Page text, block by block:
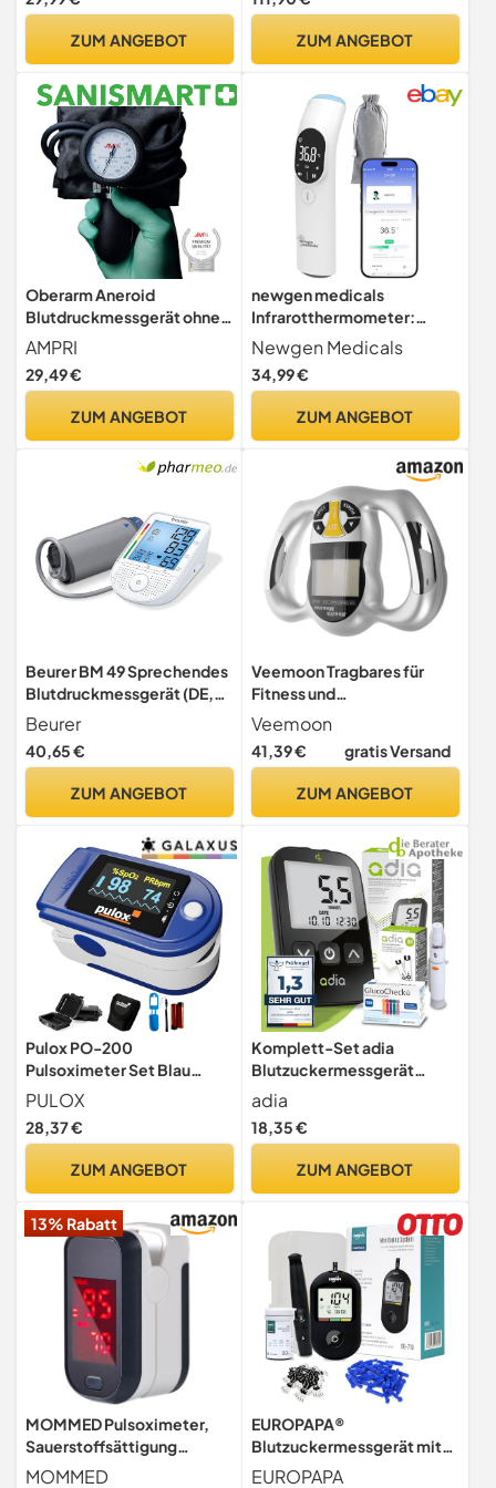
ZUM ANGEBOT ZUM ANGEBOT
Oberarm Aneroid
Blutdruckmessgerät ohne
Bügelring, Med-Comfort,
2-Schlauch-System,
schwarz, 1 Stück, Arzt,
praktischer Tasche, [ISO
AMPRI
29,49 €
ZUM ANGEBOT
newgen medicals
Infrarotthermometer:
Medizinisches 3in1-
Infrarot-Thermometer,
App, Oberflächen-
(Körperthermometer,
Multifunktionsthermomete
Newgen Medicals
34,99 €
ZUM ANGEBOT
Beurer BM 49 Sprechendes
Blutdruckmessgerät (DE,
FR, IT, NL) mit Risiko-
Indikator und Arrhythmie-
Erkennung, zwei
Speicherplätzen, Meldung
Beurer
40,65 €
ZUM ANGEBOT
Veemoon Tragbares für
Fitness und
Gesundheitsbewertung
Digitales
Körperfettmessgerät mit
Abs Material Genaue
Überall
Veemoon
41,39 € gratis Versand
ZUM ANGEBOT
Pulox PO-200
Pulsoximeter Set Blau
Messung von SpO2, Puls &
PI am Finger
PULOX
28,37 €
ZUM ANGEBOT
Komplett-Set adia
Blutzuckermessgerät
(mmol/L) + 60
Blutzuckerteststreifen +
110 Lanzetten, 1 Stechhilfe,
Selbstkontrolle für Zuhause
adia
18,35 €
ZUM ANGEBOT
13% Rabatt
MOMMED Pulsoximeter,
Sauerstoffsättigung
Messgerät Finger,
MOMMED
EUROPAPA®
Blutzuckermessgerät mit
Blutzuckerteststreifen,
EUROPAPA